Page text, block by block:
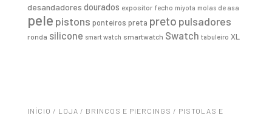
desandadores dourados expositor fecho miyota molas de asa
pele pistons ponteiros preta preto pulsadores
ronda silicone smart watch smartwatch Swatch tabuleiro XL
INÍCIO / LOJA / BRINCOS E PIERCINGS / PISTOLAS E